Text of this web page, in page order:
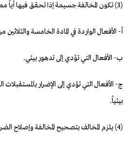
(3) تكون المخالفة جسيمة إذا تحقق فيها أياً مما يأتي:
أ- الأفعال الواردة في المادة الخامسة والثلاثين
ب- الأفعال التي تؤدي إلى تدهور بيئي.
ج- الأفعال التي تؤدي إلى الإضرار
بيئياً.
(4) يلزم المخالف بتصحيح المخالفة وإصلاح الضرر ودفع التعويضات.